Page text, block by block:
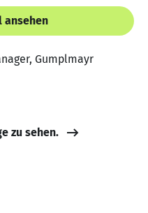
ansehen
Gumplmayr
zu sehen.